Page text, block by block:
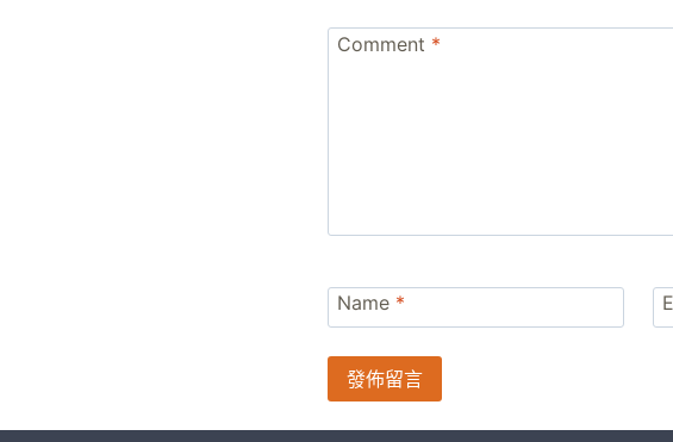
Comment *
Name *